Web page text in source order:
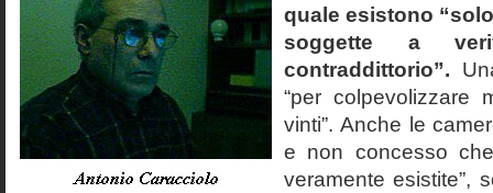
quale esistono
soggette a
contraddittorio”.
“per colpevolizzare
vinti”. Anche le
e non concesso
veramente esistite”,